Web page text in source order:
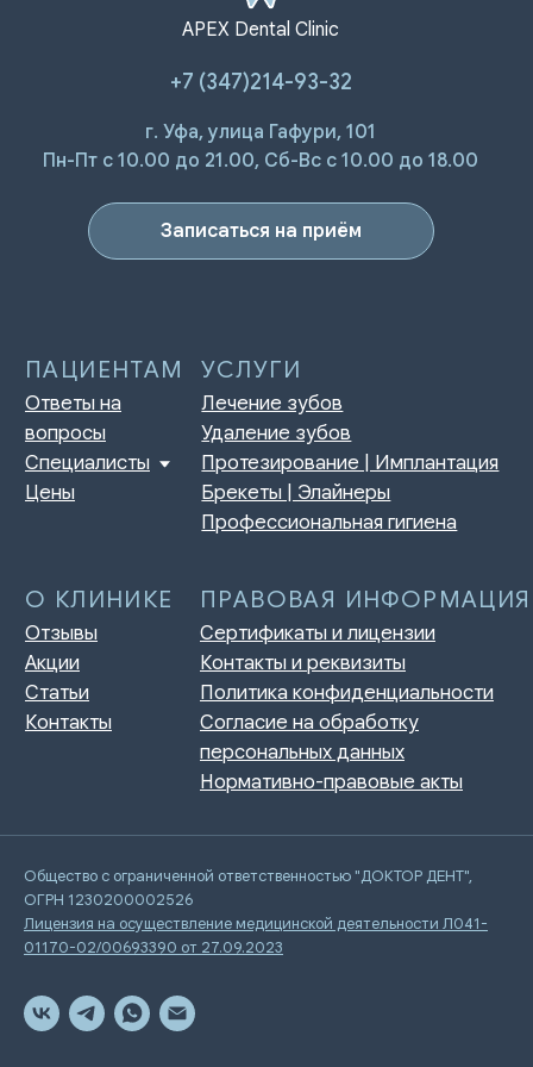
APEX Dental Clinic
+7 (347)214-93-32
г. Уфа, улица Гафури, 101
Пн-Пт с 10.00 до 21.00, Сб-Вс с 10.00 до 18.00
Записаться на приём
Общество с ограниченной ответственностью "ДОКТОР ДЕНТ",
ОГРН 1230200002526
Лицензия на осуществление медицинской деятельности Л041-
01170-02/00693390 от 27.09.2023